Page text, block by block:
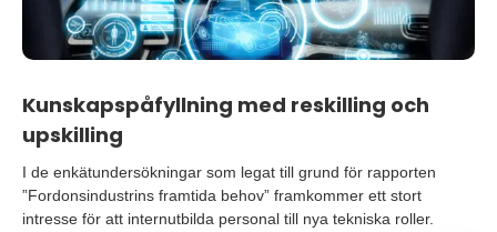
Kunskapspåfyllning med reskilling och
upskilling
I de enkätundersökningar som legat till grund för rapporten
”Fordonsindustrins framtida behov” framkommer ett stort
intresse för att internutbilda personal till nya tekniska roller.